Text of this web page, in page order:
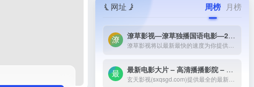
网址 周榜 月榜
潦草影视—潦草独播国语电影—2023最新国语大片—免费国语潦草电影网-潦草影视将以最新最快的速度为你提供：最新电影电视剧的介绍和高速观看地址，好看的电影电视剧在线观看尽在潦草影视，为了更好的服务您，我们正在努力做最好的电影电视剧网站！
最新电影大片 – 高清播播影院 – 最新好看的电视剧免费在线观看 _ 玄天影视-玄天影视(sxqsgd.com)提供最全的最新电影大片，最热电视剧，韩国电视剧、香港TVB电视剧、韩剧、日剧、美剧、综艺、动漫的在线观看，无需下载任何播放器即可在线免费观看，每天第一时间更新，欢迎影迷到玄天